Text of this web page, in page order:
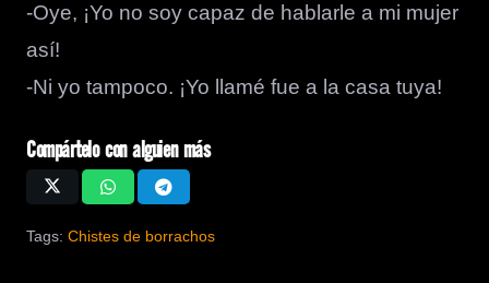
-Oye, ¡Yo no soy capaz de hablarle a mi mujer
así!
-Ni yo tampoco. ¡Yo llamé fue a la casa tuya!
Compártelo con alguien más
Tags: Chistes de borrachos